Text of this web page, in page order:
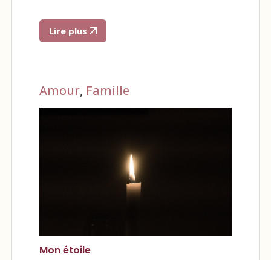
Lire plus
Amour, Famille
Mon étoile